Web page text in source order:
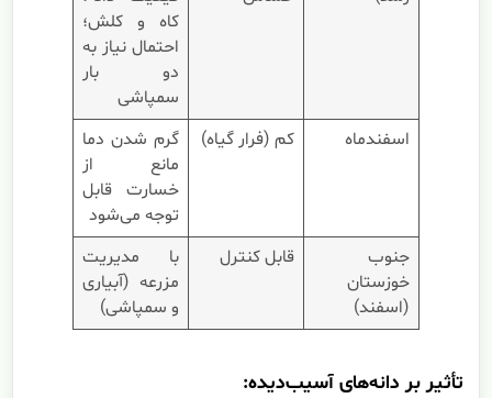
کاه و کلش؛
احتمال نیاز به
دو بار
سمپاشی
اسفندماه
کم (فرار گیاه)
گرم شدن دما
مانع از
خسارت قابل
توجه می‌شود
جنوب
خوزستان
(اسفند)
قابل کنترل
با مدیریت
مزرعه (آبیاری
و سمپاشی)
تأثیر بر دانه‌های آسیب‌دیده: